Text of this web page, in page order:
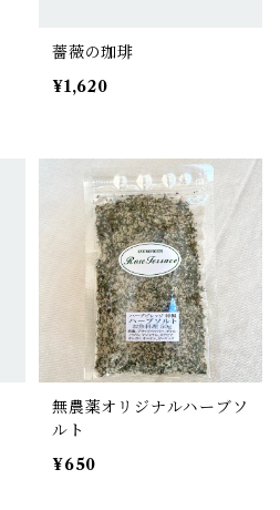
薔薇の珈琲
¥1,620
無農薬オリジナルハーブソ
ルト
¥650